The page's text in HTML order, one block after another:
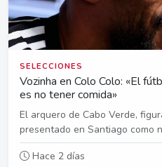
SELECCIONES
Vozinha en Colo Colo: «El
es no tener comida»
El arquero de Cabo Verde,
presentado en Santiago como
Hace 2 días